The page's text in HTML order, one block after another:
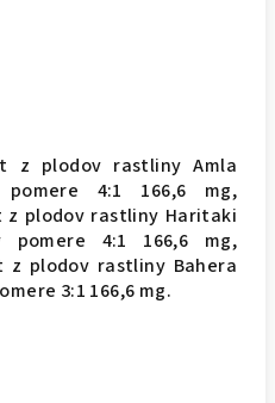
z plodov rastliny Amla
4:1 166,6 mg,
plodov rastliny Haritaki
pomere 4:1 166,6 mg,
plodov rastliny Bahera
3:1 166,6 mg.